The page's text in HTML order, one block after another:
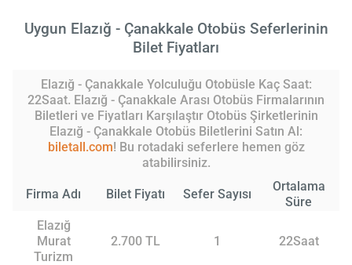
Uygun Elazığ - Çanakkale Otobüs Seferlerinin
Bilet Fiyatları
Elazığ - Çanakkale Yolculuğu Otobüsle Kaç Saat:
22Saat. Elazığ - Çanakkale Arası Otobüs Firmalarının
Biletleri ve Fiyatları Karşılaştır Otobüs Şirketlerinin
Elazığ - Çanakkale Otobüs Biletlerini Satın Al:
biletall.com! Bu rotadaki seferlere hemen göz
atabilirsiniz.
Firma Adı Bilet Fiyatı Sefer Sayısı
Ortalama
Süre
Elazığ
Murat
Turizm
2.700 TL 1 22Saat